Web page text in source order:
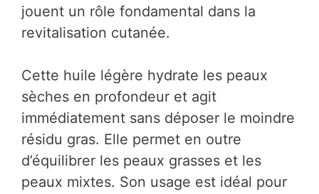
jouent un rôle fondamental dans la
revitalisation cutanée.
Cette huile légère hydrate les peaux
sèches en profondeur et agit
immédiatement sans déposer le moindre
résidu gras. Elle permet en outre
d’équilibrer les peaux grasses et les
peaux mixtes. Son usage est idéal pour